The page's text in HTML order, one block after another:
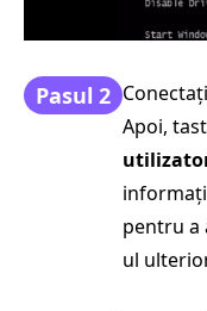
Pasul 2
Apoi,
pentru a
ul